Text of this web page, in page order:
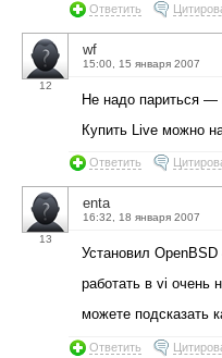
Ответить
12
wf
15:00, 15 января 2007
Не надо париться —
Купить Live можно
Ответить
13
enta
16:32, 18 января 2007
Установил OpenBSD
работать в vi очень
можете подсказать
Ответить